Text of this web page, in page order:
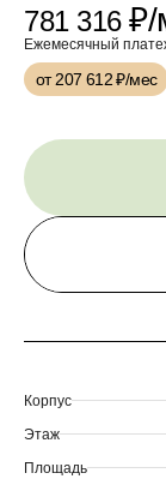
781 316₽/
Ежемесячный
от 207 612₽/мес
Корпус
Этаж
Площадь